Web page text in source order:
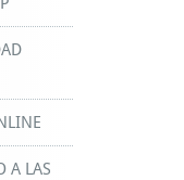
A LAS